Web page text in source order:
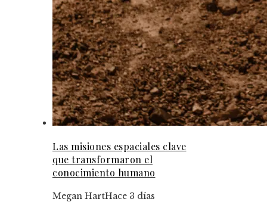
Las misiones espaciales clave
que transformaron el
conocimiento humano
Megan HartHace 3 días